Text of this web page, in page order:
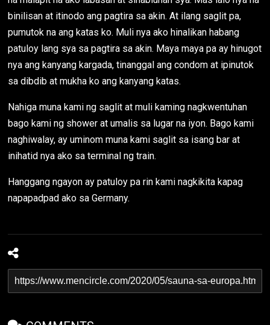
binilisan at itinodo ang pagtira sa akin. At ilang saglit pa,
pumutok na ang katas ko. Muli nya ako hinalikan habang
patuloy lang sya sa pagtira sa akin. Maya maya pa ay hinugot
nya ang kanyang kargada, tinanggal ang condom at ipinutok
sa dibdib at mukha ko ang kanyang katas.
Nahiga muna kami ng saglit at muli kaming nagkwentuhan
bago kami ng shower at umalis sa lugar na iyon. Bago kami
naghiwalay, ay uminom muna kami saglit sa isang bar at
inihatid nya ako sa terminal ng train.
Hanggang ngayon ay patuloy pa rin kami nagkikita kapag
napapadpad ako sa Germany.